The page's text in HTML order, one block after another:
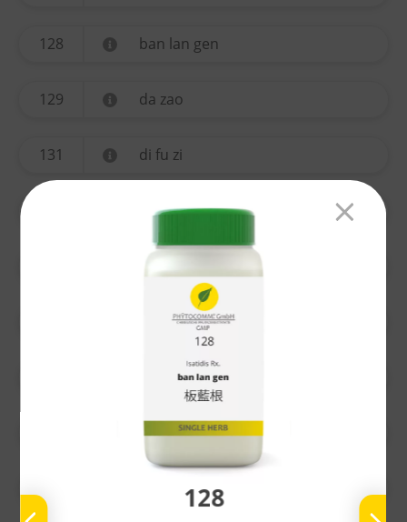
128
128 ban lan gen
129 da zao
131 di fu zi
yi mu cao
ting li zi
chuan xiong
gao ben
nu zhen zi